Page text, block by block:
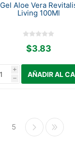
Gel Aloe Vera
Living 100Ml
$3.83
i
h
5